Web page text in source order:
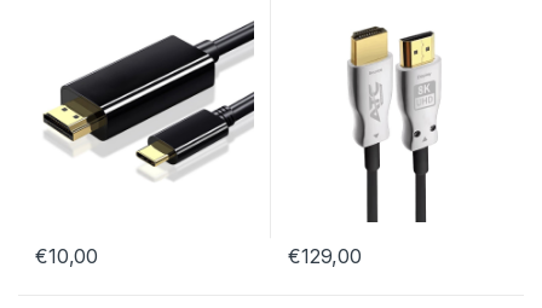
€10,00 €129,00